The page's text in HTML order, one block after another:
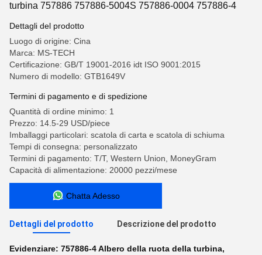
turbina 757886 757886-5004S 757886-0004 757886-4
Dettagli del prodotto
Luogo di origine: Cina
Marca: MS-TECH
Certificazione: GB/T 19001-2016 idt ISO 9001:2015
Numero di modello: GTB1649V
Termini di pagamento e di spedizione
Quantità di ordine minimo: 1
Prezzo: 14.5-29 USD/piece
Imballaggi particolari: scatola di carta e scatola di schiuma
Tempi di consegna: personalizzato
Termini di pagamento: T/T, Western Union, MoneyGram
Capacità di alimentazione: 20000 pezzi/mese
Chatta Adesso
Dettagli del prodotto Descrizione del prodotto
Evidenziare: 757886-4 Albero della ruota della turbina,